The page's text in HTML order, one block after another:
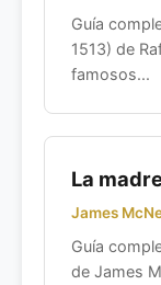
Guía
1513) de
famosos...
La
James
Guía
de James